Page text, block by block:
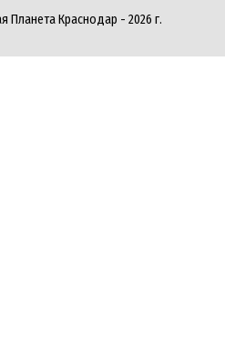
Планета Краснодар - 2026 г.